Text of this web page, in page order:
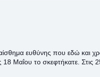
ευθύνης που εδώ και
18 Μαΐου το σκεφτήκατε.